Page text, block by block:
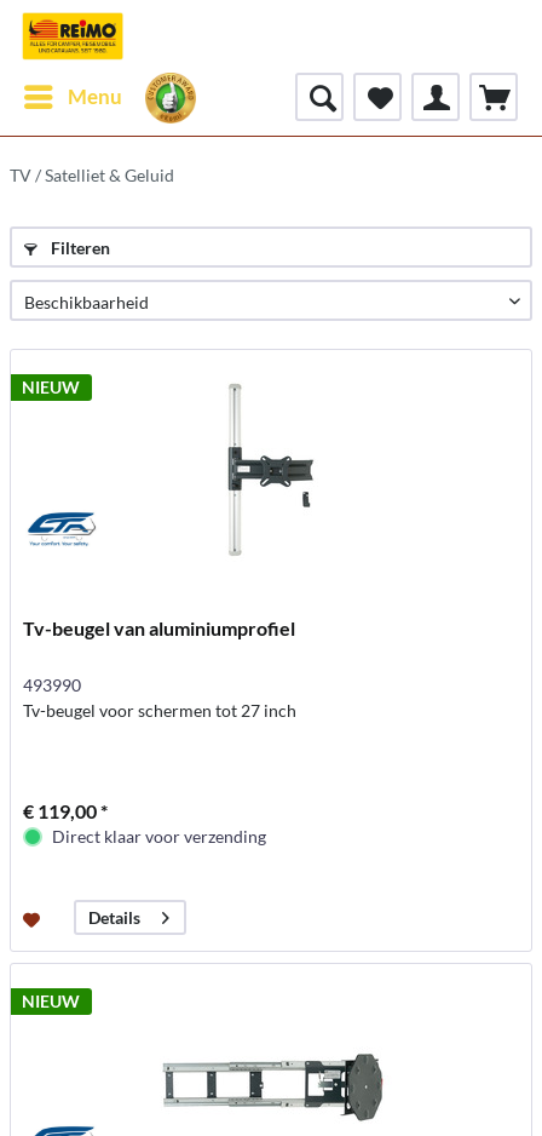
Menu
TV / Satelliet & Geluid
Filteren
NIEUW
Tv-beugel van aluminiumprofiel
493990
Tv-beugel voor schermen tot 27 inch
€ 119,00 *
Direct klaar voor verzending
Details
NIEUW